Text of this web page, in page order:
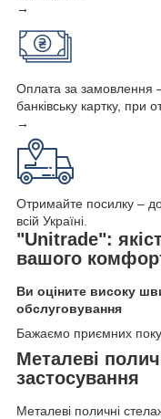
→
Оплата за замовлення
банківську картку, при
→
Отримайте посилку –
всій Україні.
"Unitrade":
вашого
Ви оціните високу
обслуговування
Бажаємо приємних
Металеві
застосування
Металеві поличні